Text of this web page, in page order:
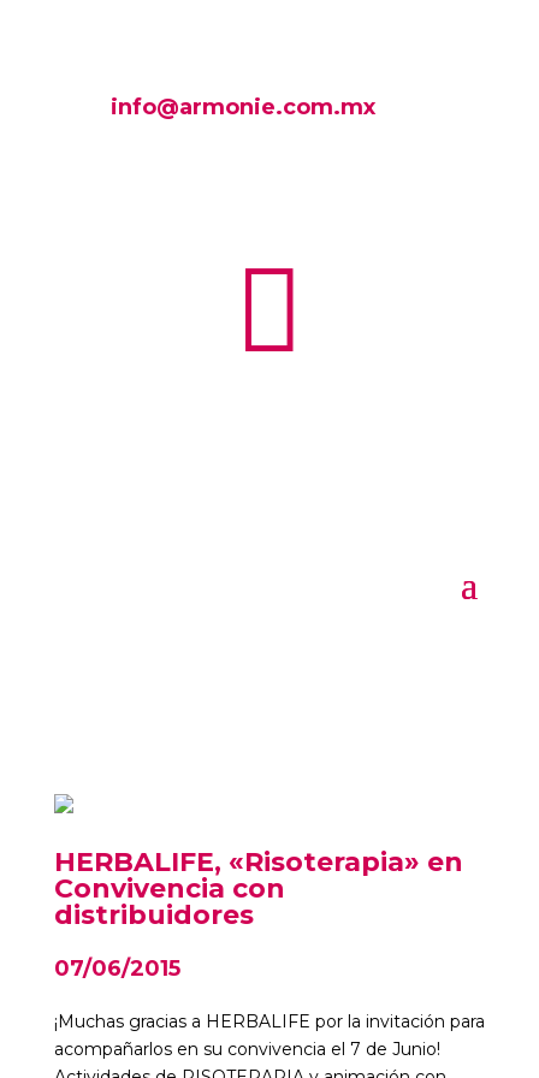
info@armonie.com.mx

HERBALIFE, «Risoterapia» en
Convivencia con
distribuidores
07/06/2015
¡Muchas gracias a HERBALIFE por la invitación para
acompañarlos en su convivencia el 7 de Junio!